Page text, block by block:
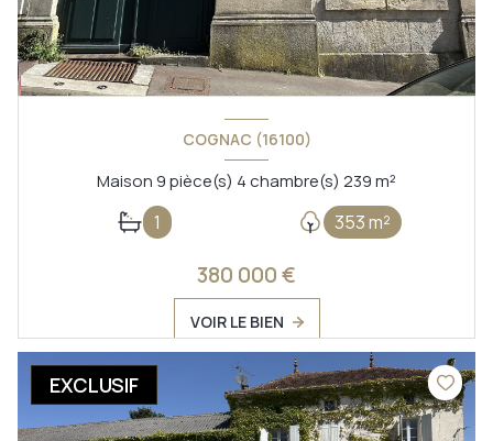
COGNAC (16100)
Maison 9 pièce(s) 4 chambre(s) 239 m²
1 353 m²
380 000 €
VOIR LE BIEN
EXCLUSIF